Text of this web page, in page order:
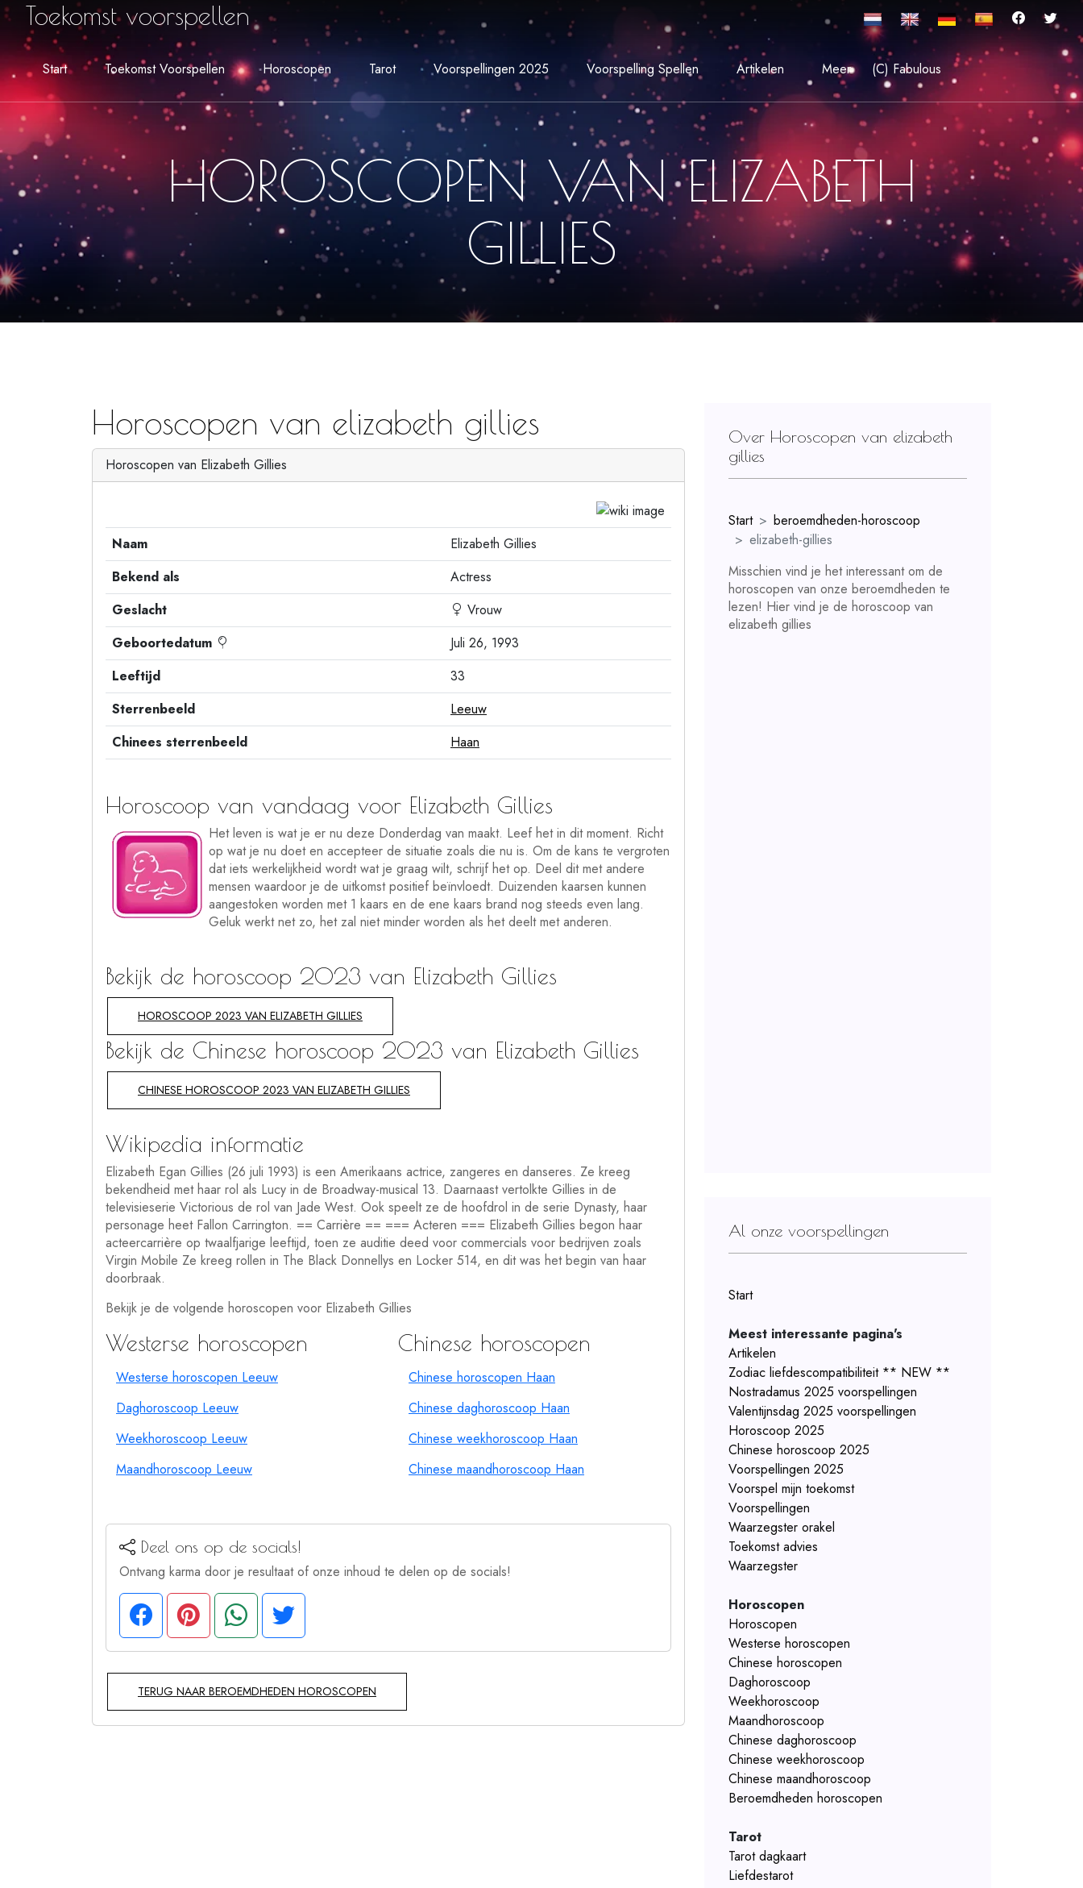
Toekomst voorspellen
Start Toekomst Voorspellen Horoscopen Tarot Voorspellingen 2025 Voorspelling Spellen Artikelen Meer (C) Fabulous
HOROSCOPEN VAN ELIZABETH
GILLIES
Horoscopen van elizabeth gillies
Horoscopen van Elizabeth Gillies
Naam
Elizabeth Gillies
Bekend als
Actress
Geslacht
Vrouw
Geboortedatum
Juli 26, 1993
Leeftijd
33
Sterrenbeeld
Leeuw
Chinees sterrenbeeld
Haan
Horoscoop van vandaag voor Elizabeth Gillies
Het leven is wat je er nu deze Donderdag van maakt. Leef het in dit moment. Richt
op wat je nu doet en accepteer de situatie zoals die nu is. Om de kans te vergroten
dat iets werkelijkheid wordt wat je graag wilt, schrijf het op. Deel dit met andere
mensen waardoor je de uitkomst positief beïnvloedt. Duizenden kaarsen kunnen
aangestoken worden met 1 kaars en de ene kaars brand nog steeds even lang.
Geluk werkt net zo, het zal niet minder worden als het deelt met anderen.
Bekijk de horoscoop 2023 van Elizabeth Gillies
HOROSCOOP 2023 VAN ELIZABETH GILLIES
Bekijk de Chinese horoscoop 2023 van Elizabeth Gillies
CHINESE HOROSCOOP 2023 VAN ELIZABETH GILLIES
Wikipedia informatie
Elizabeth Egan Gillies (26 juli 1993) is een Amerikaans actrice, zangeres en danseres. Ze kreeg
bekendheid met haar rol als Lucy in de Broadway-musical 13. Daarnaast vertolkte Gillies in de
televisieserie Victorious de rol van Jade West. Ook speelt ze de hoofdrol in de serie Dynasty, haar
personage heet Fallon Carrington. == Carrière == === Acteren === Elizabeth Gillies begon haar
acteercarrière op twaalfjarige leeftijd, toen ze auditie deed voor commercials voor bedrijven zoals
Virgin Mobile Ze kreeg rollen in The Black Donnellys en Locker 514, en dit was het begin van haar
doorbraak.
Bekijk je de volgende horoscopen voor Elizabeth Gillies
Westerse horoscopen
Westerse horoscopen Leeuw
Daghoroscoop Leeuw
Weekhoroscoop Leeuw
Maandhoroscoop Leeuw
Chinese horoscopen
Chinese horoscopen Haan
Chinese daghoroscoop Haan
Chinese weekhoroscoop Haan
Chinese maandhoroscoop Haan
Deel ons op de socials!
Ontvang karma door je resultaat of onze inhoud te delen op de socials!
TERUG NAAR BEROEMDHEDEN HOROSCOPEN
Over Horoscopen van elizabeth
gillies
Start
beroemdheden-horoscoop
elizabeth-gillies
Misschien vind je het interessant om de
horoscopen van onze beroemdheden te
lezen! Hier vind je de horoscoop van
elizabeth gillies
Al onze voorspellingen
Start
Meest interessante pagina's
Artikelen
Zodiac liefdescompatibiliteit ** NEW **
Nostradamus 2025 voorspellingen
Valentijnsdag 2025 voorspellingen
Horoscoop 2025
Chinese horoscoop 2025
Voorspellingen 2025
Voorspel mijn toekomst
Voorspellingen
Waarzegster orakel
Toekomst advies
Waarzegster
Horoscopen
Horoscopen
Westerse horoscopen
Chinese horoscopen
Daghoroscoop
Weekhoroscoop
Maandhoroscoop
Chinese daghoroscoop
Chinese weekhoroscoop
Chinese maandhoroscoop
Beroemdheden horoscopen
Tarot
Tarot dagkaart
Liefdestarot